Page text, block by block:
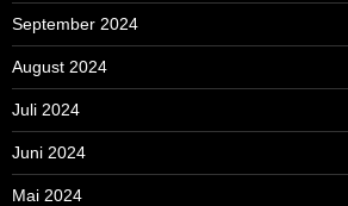
September 2024
August 2024
Juli 2024
Juni 2024
Mai 2024